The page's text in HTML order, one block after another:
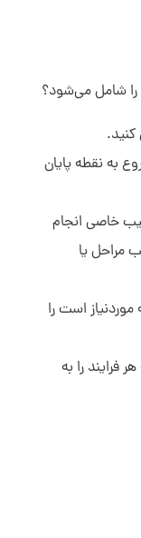
شامل می‌شود؟
به نقطه پایان
خاصی انجام
مراحل یا
موردنیاز است را
فرایند را به